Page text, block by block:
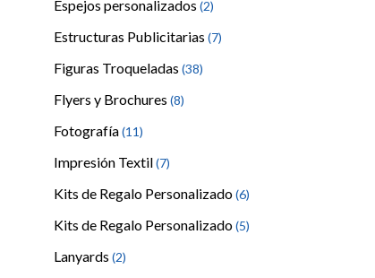
Espejos personalizados (2)
Estructuras Publicitarias (7)
Figuras Troqueladas (38)
Flyers y Brochures (8)
Fotografía(11)
Impresión Textil(7)
Kits de Regalo Personalizado(6)
Kits de Regalo Personalizado(5)
Lanyards (2)